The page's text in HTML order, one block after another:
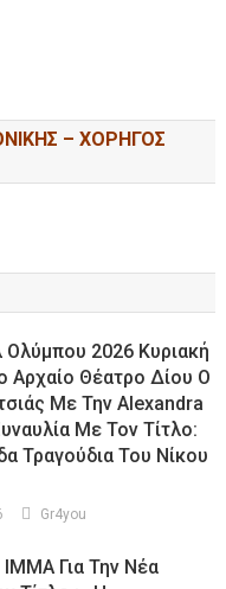
– ΧΟΡΗΓΟΣ
Ολύμπου 2026 Κυριακή
Αρχαίο Θέατρο Δίου Ο
Με Την Alexandra
Με Τον Τίτλο:
Τραγούδια Του Νίκου
Gr4you
Για Την Νέα